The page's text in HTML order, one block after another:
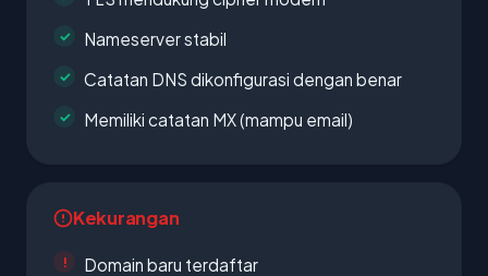
Nameserver stabil
Catatan DNS dikonfigurasi dengan benar
Memiliki catatan MX (mampu email)
Kekurangan
Domain baru terdaftar